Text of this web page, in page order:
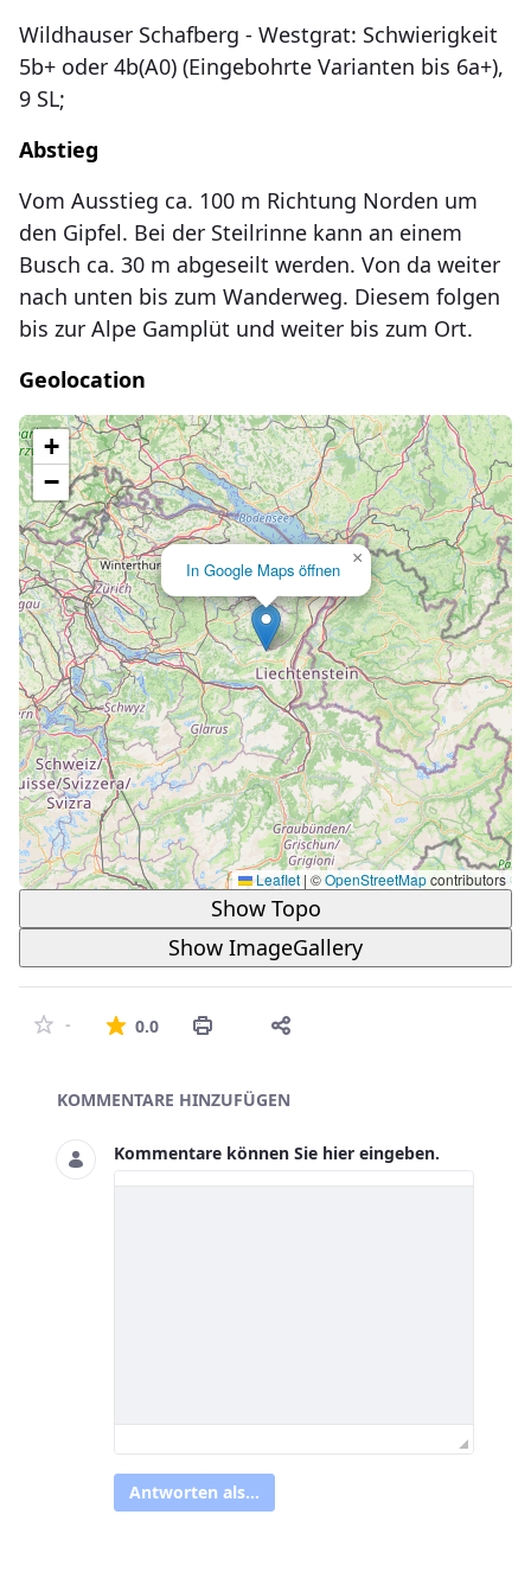
Wildhauser Schafberg - Westgrat: Schwierigkeit
5b+ oder 4b(A0) (Eingebohrte Varianten bis 6a+),
9 SL;
Abstieg
Vom Ausstieg ca. 100 m Richtung Norden um
den Gipfel. Bei der Steilrinne kann an einem
Busch ca. 30 m abgeseilt werden. Von da weiter
nach unten bis zum Wanderweg. Diesem folgen
bis zur Alpe Gamplüt und weiter bis zum Ort.
Geolocation
Lade Karte...
In Google Maps öffnen
×
+
−
Leaflet | ©OpenStreetMapcontributors
Show Topo
Show ImageGallery
- 0.0Die durchschnittliche Bewertung ist
Asset-Herausgeber
KOMMENTARE HINZUFÜGEN
Kommentare können Sie hier eingeben.
Antworten als...